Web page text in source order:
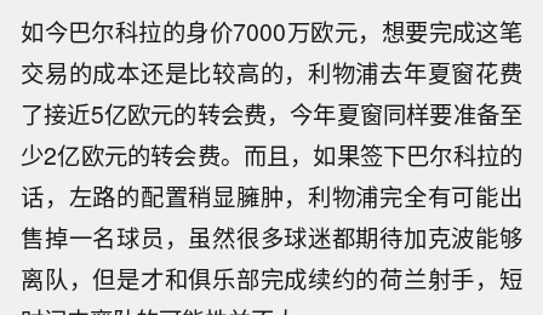
如今巴尔科拉的身价7000万欧元，想要完成这笔
交易的成本还是比较高的，利物浦去年夏窗花费
了接近5亿欧元的转会费，今年夏窗同样要准备至
少2亿欧元的转会费。而且，如果签下巴尔科拉的
话，左路的配置稍显臃肿，利物浦完全有可能出
售掉一名球员，虽然很多球迷都期待加克波能够
离队，但是才和俱乐部完成续约的荷兰射手，短